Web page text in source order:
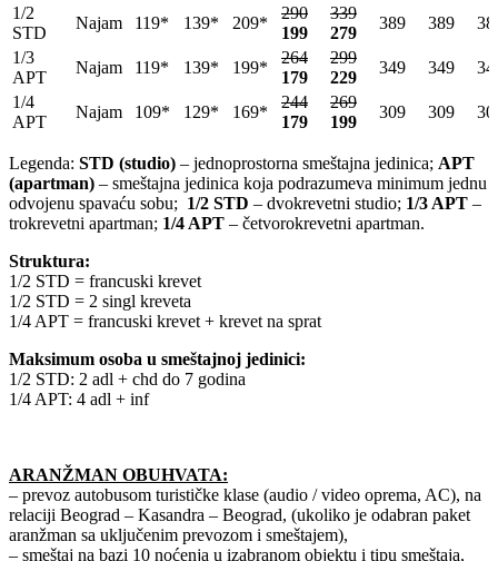
1/2
STD
Najam 119* 139* 209*
290
199
339
279
389 389
1/3
APT
Najam 119* 139* 199*
264
179
299
229
349 349
1/4
APT
Najam 109* 129* 169*
244
179
269
199
309 309
Legenda: STD (studio) – jednoprostorna smeštajna jedinica; APT
(apartman) – smeštajna jedinica koja podrazumeva minimum jednu
odvojenu spavaću sobu; 1/2 STD – dvokrevetni studio; 1/3 APT –
trokrevetni apartman; 1/4 APT – četvorokrevetni apartman.
Struktura:
1/2 STD = francuski krevet
1/2 STD = 2 singl kreveta
1/4 APT = francuski krevet + krevet na sprat
Maksimum osoba u smeštajnoj jedinici:
1/2 STD: 2 adl + chd do 7 godina
1/4 APT: 4 adl + inf
ARANŽMAN OBUHVATA:
– prevoz autobusom turističke klase (audio / video oprema, AC), na
relaciji Beograd – Kasandra – Beograd, (ukoliko je odabran paket
aranžman sa uključenim prevozom i smeštajem),
– smeštaj na bazi 10 noćenja u izabranom objektu i tipu smeštaja,